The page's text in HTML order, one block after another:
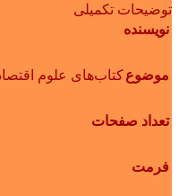
توضیحات تکمیلی
نویسنده
موضوعکتاب‌های علوم
تعداد صفحات
فرمت